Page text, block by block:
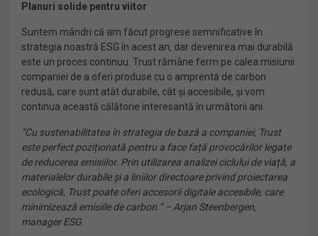
Planuri solide pentru viitor
Suntem mândri că am făcut progrese semnificative în
strategia noastră ESG în acest an, dar devenirea mai durabilă
este un proces continuu. Trust rămâne ferm pe calea misiunii
companiei de a oferi produse cu o amprentă de carbon
redusă, care sunt atât durabile, cât și accesibile, și vom
continua această călătorie interesantă în următorii ani.
“Cu sustenabilitatea în strategia de bază a companiei, Trust
este perfect poziționată pentru a face față provocărilor legate
de reducerea emisiilor. Prin utilizarea analizei ciclului de viață, a
materialelor durabile și a liniilor directoare privind proiectarea
ecologică, Trust poate oferi accesorii digitale accesibile, care
minimizează emisiile de carbon.” – Arjan Steenbergen,
manager ESG